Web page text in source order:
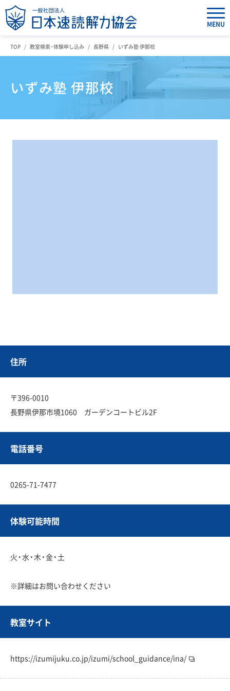
MENU
TOP 教室検索・体験申し込み 長野県 いずみ塾 伊那校
いずみ塾 伊那校
住所
〒396-0010
長野県伊那市境1060 ガーデンコートビル2F
電話番号
0265-71-7477
体験可能時間
火・水・木・金・土
※詳細はお問い合わせください
教室サイト
https://izumijuku.co.jp/izumi/school_guidance/ina/